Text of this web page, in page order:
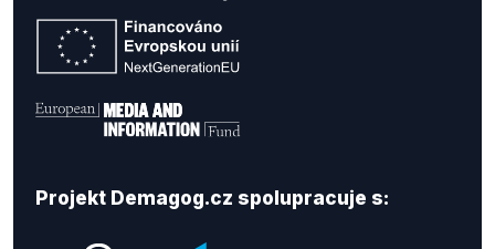
Projekt Demagog.cz spolupracuje s: